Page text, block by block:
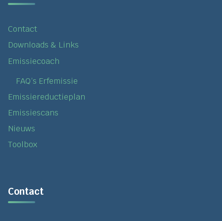
Contact
Downloads & Links
Emissiecoach
FAQ’s Erfemissie
Emissiereductieplan
Emissiescans
Nieuws
Toolbox
Contact